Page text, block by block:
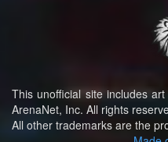
This unofficial site includes
ArenaNet, Inc. All rights
All other trademarks are the